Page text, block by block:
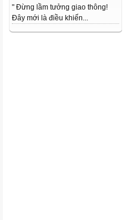
" Đừng lầm tưởng giao thông!
Đây mới là điều khiến...